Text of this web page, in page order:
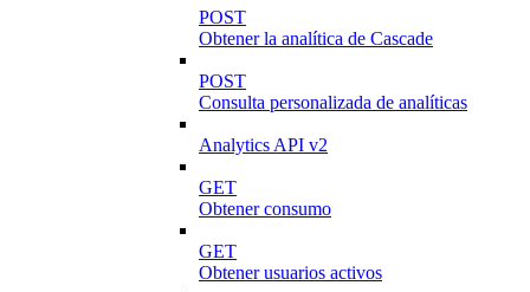
POST
Obtener la analítica de Cascade
POST
Consulta personalizada de analíticas
Analytics API v2
GET
Obtener consumo
GET
Obtener usuarios activos